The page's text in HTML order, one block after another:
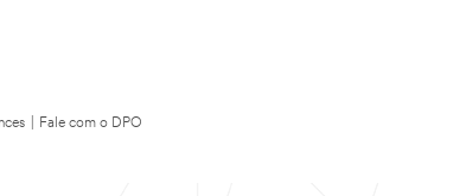
Fale com o DPO